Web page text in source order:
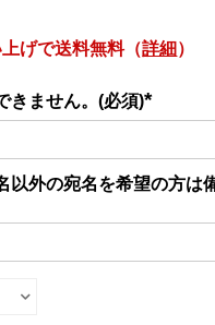
げで送料無料（詳細 ）
きません。(必須)
(必
以外の宛名を希望の方は